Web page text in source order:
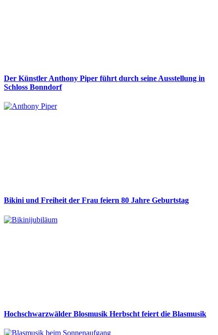
Der Künstler Anthony Piper führt durch seine Ausstellung in
Schloss Bonndorf
Bikini und Freiheit der Frau feiern 80 Jahre Geburtstag
Hochschwarzwälder Blosmusik Herbscht feiert die Blasmusik